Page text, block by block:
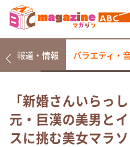
なるみ・岡村の過ぎる
相席食堂
報道・情報 バラエティ・
「新婚さんいらっ
元・巨漢の美男と
スに挑む美女マラ